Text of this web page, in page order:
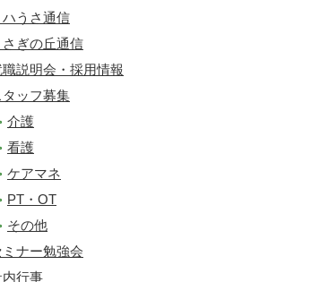
ハうさ通信
さぎの丘通信
職説明会・採用情報
タッフ募集
介護
看護
ケアマネ
PT・OT
その他
ミナー勉強会
内行事